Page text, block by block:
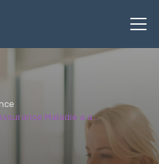
Maladie a a...